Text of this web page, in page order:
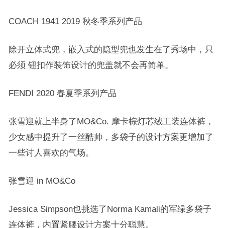
COACH 1941 2019 秋冬季系列产品
除开立体式兜，嵌入式的隐型兜也发生在了秀场中，只
必须 钮扣作装饰设计的兜盖就不会再简单。
FENDI 2020 春夏季系列产品
张雪迎就上半身了MO&Co. 摩卡棕灯芯绒工装连体裤，
少女感中提升了一丝酷帅，多袋子的设计方案更增加了
一些讨人喜欢的气场。
张雪迎 in MO&Co
Jessica Simpson也挑选了Norma Kamali的军绿多袋子
连体裤，内置紧腰设计方案十分聪慧。